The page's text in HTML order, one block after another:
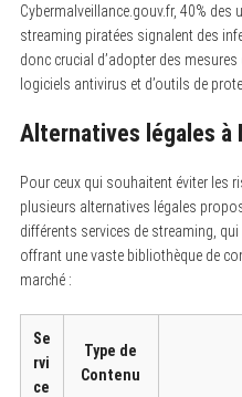
Cybermalveillance.gouv.fr, 40%
streaming piratées signalent des
donc crucial d’adopter des
logiciels antivirus et d’outils de
Alternatives légales à
Pour ceux qui souhaitent éviter les
plusieurs alternatives légales
différents services de streaming,
offrant une vaste bibliothèque de
marché :
Se
rvi
ce
Type de
Contenu
h
o
r
: